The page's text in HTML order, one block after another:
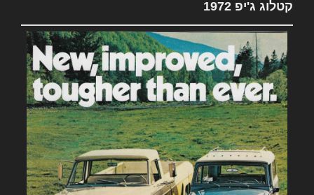
קטלוג ג'יפ 1972